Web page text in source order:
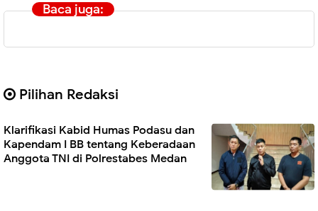
Baca juga:
Pilihan Redaksi
Klarifikasi Kabid Humas Podasu dan
Kapendam I BB tentang Keberadaan
Anggota TNI di Polrestabes Medan